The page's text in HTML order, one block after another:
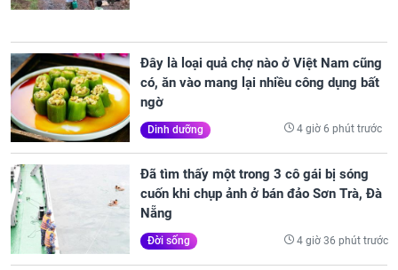
Đây là loại quả chợ nào ở Việt Nam cũng
có, ăn vào mang lại nhiều công dụng bất
ngờ
Dinh dưỡng 4 giờ 6 phút trước
Đã tìm thấy một trong 3 cô gái bị sóng
cuốn khi chụp ảnh ở bán đảo Sơn Trà, Đà
Nẵng
Đời sống 4 giờ 36 phút trước